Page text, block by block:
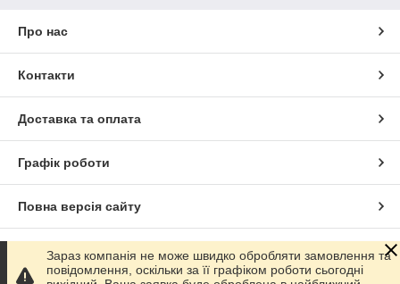
Про нас
Контакти
Доставка та оплата
Графік роботи
Повна версія сайту
Сайт створено на маркетплейсі Prom.ua
Зараз компанія не може швидко обробляти замовлення та
повідомлення, оскільки за її графіком роботи сьогодні